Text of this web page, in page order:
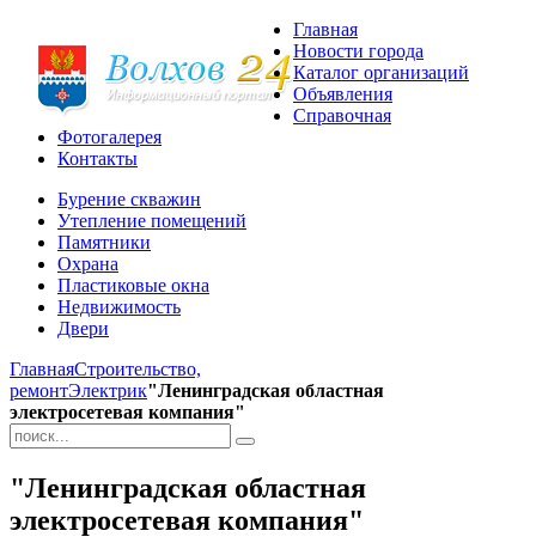
Главная
Новости города
Каталог организаций
Объявления
Справочная
Фотогалерея
Контакты
Бурение скважин
Утепление помещений
Памятники
Охрана
Пластиковые окна
Недвижимость
Двери
ГлавнаяСтроительство,
ремонтЭлектрик"Ленинградская областная
электросетевая компания"
"Ленинградская областная
электросетевая компания"